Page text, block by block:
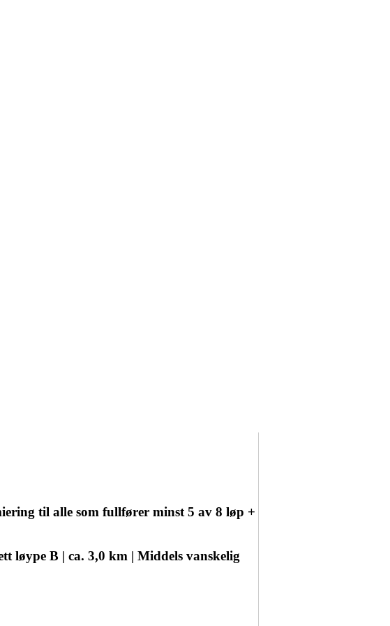
til alle som fullfører minst 5 av 8 løp +
løype B | ca. 3,0 km | Middels vanskelig